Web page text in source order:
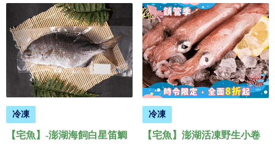
冷凍
【宅魚】-澎湖海飼白星笛鯛
冷凍
【宅魚】澎湖活凍野生小卷